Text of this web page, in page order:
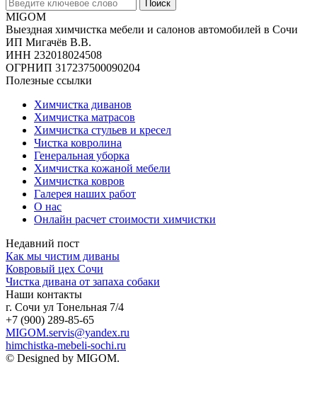
Поиск
MIGOM
Выездная химчистка мебели и салонов автомобилей в Сочи
ИП Мигачёв В.В.
ИНН 232018024508
ОГРНИП 317237500090204
Полезные ссылки
Химчистка диванов
Химчистка матрасов
Химчистка стульев и кресел
Чистка ковролина
Генеральная уборка
Химчистка кожаной мебели
Химчистка ковров
Галерея наших работ
О нас
Онлайн расчет стоимости химчистки
Недавний пост
Как мы чистим диваны
Ковровый цех Сочи
Чистка дивана от запаха собаки
Наши контакты
г. Сочи ул Тонельная 7/4
+7 (900) 289-85-65
MIGOM.servis@yandex.ru
himchistka-mebeli-sochi.ru
© Designed by MIGOM.